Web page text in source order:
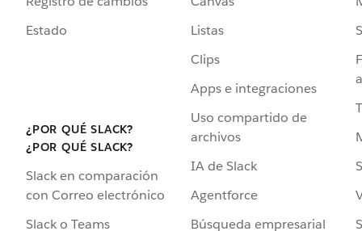
Estado
¿POR QUÉ SLACK?
¿POR QUÉ SLACK?
Slack en comparación
con Correo electrónico
Slack o Teams
Listas
Clips
Apps e integraciones
Uso compartido de
archivos
IA de Slack
Agentforce
Búsqueda empresarial